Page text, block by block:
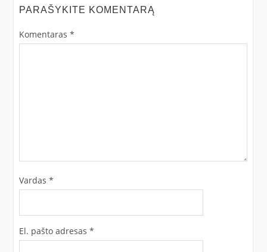
PARAŠYKITE KOMENTARĄ
Komentaras *
Vardas *
El. pašto adresas *